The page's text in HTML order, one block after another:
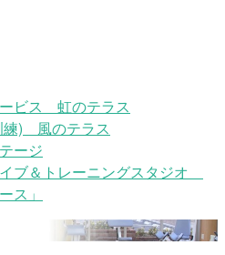
ビス 虹のテラス
練) 風のテラス
ージ
ブ＆トレーニングスタジオ
ス」